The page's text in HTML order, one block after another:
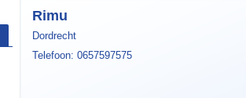
Rimu
Dordrecht
Telefoon: 0657597575